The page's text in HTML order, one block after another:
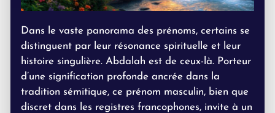
Dans le vaste panorama des prénoms, certains se
distinguent par leur résonance spirituelle et leur
histoire singulière. Abdalah est de ceux-là. Porteur
d’une signification profonde ancrée dans la
tradition sémitique, ce prénom masculin, bien que
discret dans les registres francophones, invite à un